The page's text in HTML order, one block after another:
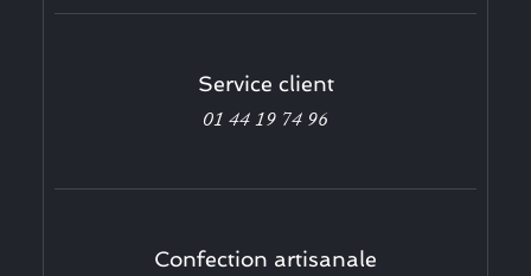
Service client
01 44 19 74 96
Confection artisanale